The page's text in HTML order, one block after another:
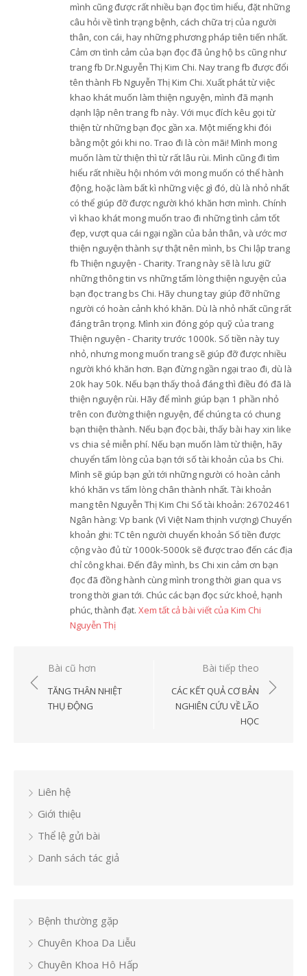
mình cũng được rất nhiều bạn đọc tìm hiểu, đặt những
câu hỏi về tình trạng bệnh, cách chữa trị của người
thân, con cái, hay những phương pháp tiên tiến nhất.
Cảm ơn tình cảm của bạn đọc đã ủng hộ bs cũng như
trang fb Dr.Nguyễn Thị Kim Chi. Nay trang fb được đổi
tên thành Fb Nguyễn Thị Kim Chi. Xuất phát từ việc
khao khát muốn làm thiện nguyện, mình đã mạnh
dạnh lập nên trang fb này. Với mục đích kêu gọi từ
thiện từ những bạn đọc gần xa. Một miếng khi đói
bằng một gói khi no. Trao đi là còn mãi! Mình mong
muốn làm từ thiện thì từ rất lâu rùi. Mình cũng đi tìm
hiểu rất nhiều hội nhóm với mong muốn có thể hành
động, hoặc làm bất kì những việc gì đó, dù là nhỏ nhất
có thể giúp đỡ được người khó khăn hơn mình. Chính
vì khao khát mong muốn trao đi những tình cảm tốt
đẹp, vượt qua cái ngại ngần của bản thân, và ước mơ
thiện nguyện thành sự thật nên mình, bs Chi lập trang
fb Thiện nguyện - Charity. Trang này sẽ là lưu giữ
những thông tin vs những tấm lòng thiện nguyện của
bạn đọc trang bs Chi. Hãy chung tay giúp đỡ những
người có hoàn cảnh khó khăn. Dù là nhỏ nhất cũng rất
đáng trân trọng. Mình xin đóng góp quỹ của trang
Thiện nguyện - Charity trước 1000k. Số tiền này tuy
nhỏ, nhưng mong muốn trang sẽ giúp đỡ được nhiều
người khó khăn hơn. Bạn đừng ngần ngại trao đi, dù là
20k hay 50k. Nếu bạn thấy thoả đáng thì điều đó đã là
thiện nguyện rùi. Hãy để mình giúp bạn 1 phần nhỏ
trên con đường thiện nguyện, để chúng ta có chung
bạn thiện thành. Nếu bạn đọc bài, thấy bài hay xin like
vs chia sẻ miễn phí. Nếu bạn muốn làm từ thiện, hãy
chuyển tấm lòng của bạn tới số tài khoản của bs Chi.
Mình sẽ giúp bạn gửi tới những người có hoàn cảnh
khó khăn vs tấm lòng chân thành nhất. Tài khoản
mang tên Nguyễn Thị Kim Chi Số tài khoản: 26702461
Ngân hàng: Vp bank (Vì Việt Nam thịnh vượng) Chuyển
khoản ghi: TC tên người chuyển khoản Số tiền được
cộng vào đủ từ 1000k-5000k sẽ được trao đến các địa
chỉ công khai. Đến đây mình, bs Chi xin cảm ơn bạn
đọc đã đồng hành cùng mình trong thời gian qua vs
trong thời gian tới. Chúc các bạn đọc sức khoẻ, hạnh
phúc, thành đạt. Xem tất cả bài viết của Kim Chi
Nguyễn Thị
Điều
hướng
Bài cũ hơn
TĂNG THÂN NHIỆT
THỤ ĐỘNG
Bài tiếp theo
CÁC KẾT QUẢ CƠ BẢN
NGHIÊN CỨU VỀ LÃO
HỌC
Liên hệ
Giới thiệu
Thể lệ gửi bài
Danh sách tác giả
Bệnh thường gặp
Chuyên Khoa Da Liễu
Chuyên Khoa Hô Hấp